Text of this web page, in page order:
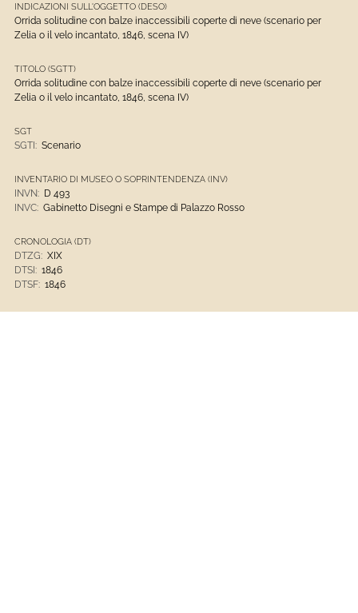
INDICAZIONI SULL'OGGETTO (DESO)
Orrida solitudine con balze inaccessibili coperte di neve (scenario per
Zelia o il velo incantato, 1846, scena IV)
TITOLO (SGTT)
Orrida solitudine con balze inaccessibili coperte di neve (scenario per
Zelia o il velo incantato, 1846, scena IV)
SGT
SGTI: Scenario
INVENTARIO DI MUSEO O SOPRINTENDENZA (INV)
INVN: D 493
INVC: Gabinetto Disegni e Stampe di Palazzo Rosso
CRONOLOGIA (DT)
DTZG: XIX
DTSI: 1846
DTSF: 1846